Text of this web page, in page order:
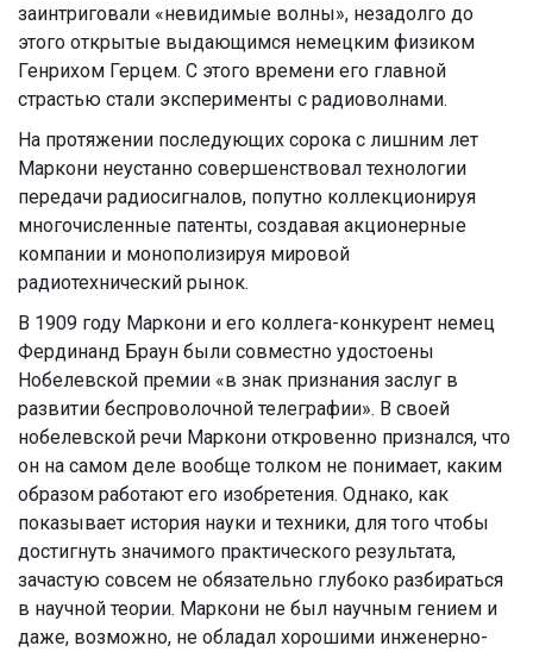
заинтриговали «невидимые волны», незадолго до
этого открытые выдающимся немецким физиком
Генрихом Герцем. С этого времени его главной
страстью стали эксперименты с радиоволнами.
На протяжении последующих сорока с лишним лет
Маркони неустанно совершенствовал технологии
передачи радиосигналов, попутно коллекционируя
многочисленные патенты, создавая акционерные
компании и монополизируя мировой
радиотехнический рынок.
В 1909 году Маркони и его коллега-конкурент немец
Фердинанд Браун были совместно удостоены
Нобелевской премии «в знак признания заслуг в
развитии беспроволочной телеграфии». В своей
нобелевской речи Маркони откровенно признался, что
он на самом деле вообще толком не понимает, каким
образом работают его изобретения. Однако, как
показывает история науки и техники, для того чтобы
достигнуть значимого практического результата,
зачастую совсем не обязательно глубоко разбираться
в научной теории. Маркони не был научным гением и
даже, возможно, не обладал хорошими инженерно-